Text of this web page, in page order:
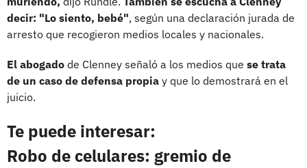
decir: "Lo siento, bebé", según una declaración jurada de
arresto que recogieron medios locales y nacionales.
El abogado de Clenney señaló a los medios que se trata
de un caso de defensa propia y que lo demostrará en el
juicio.
Te puede interesar:
Robo de celulares: gremio de